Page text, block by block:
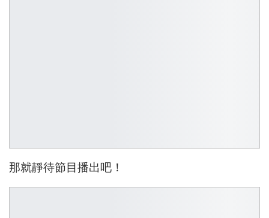
那就靜待節目播出吧！